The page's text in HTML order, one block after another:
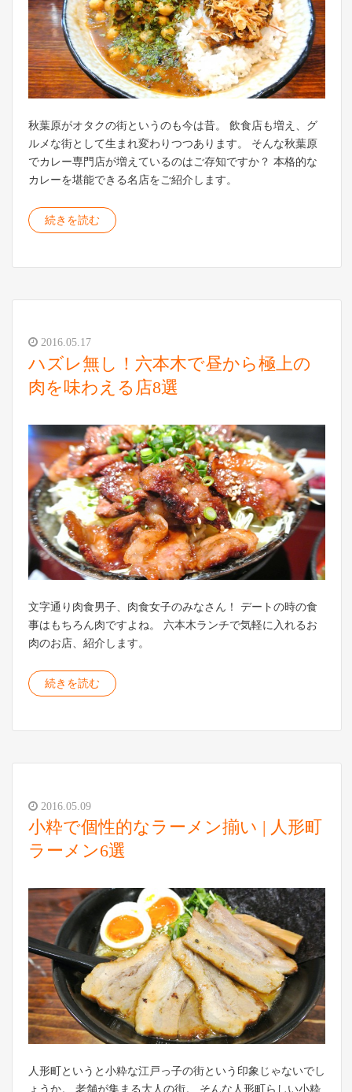
秋葉原がオタクの街というのも今は昔。 飲食店も増え、グ
ルメな街として生まれ変わりつつあります。 そんな秋葉原
でカレー専門店が増えているのはご存知ですか？ 本格的な
カレーを堪能できる名店をご紹介します。
続きを読む
2016.05.17
ハズレ無し！六本木で昼から極上の
肉を味わえる店8選
文字通り肉食男子、肉食女子のみなさん！ デートの時の食
事はもちろん肉ですよね。 六本木ランチで気軽に入れるお
肉のお店、紹介します。
続きを読む
2016.05.09
小粋で個性的なラーメン揃い | 人形町
ラーメン6選
人形町というと小粋な江戸っ子の街という印象じゃないでし
ょうか。 老舗が集まる大人の街。 そんな人形町らしい小粋